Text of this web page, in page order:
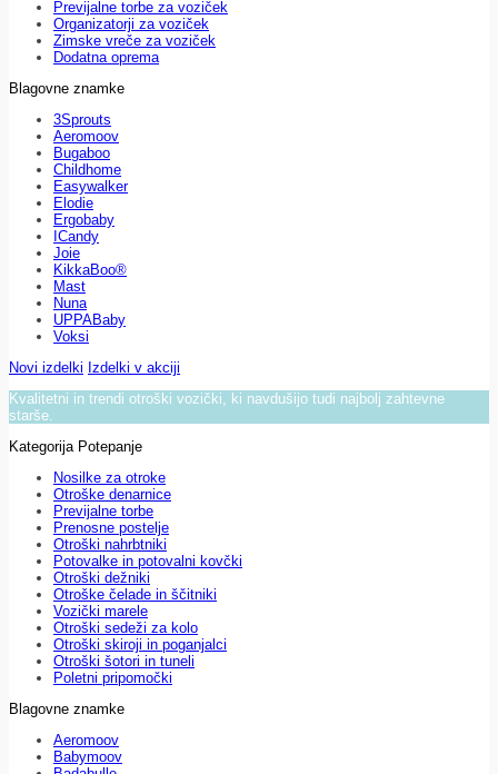
Previjalne torbe za voziček
Organizatorji za voziček
Zimske vreče za voziček
Dodatna oprema
Blagovne znamke
3Sprouts
Aeromoov
Bugaboo
Childhome
Easywalker
Elodie
Ergobaby
ICandy
Joie
KikkaBoo®
Mast
Nuna
UPPABaby
Voksi
Novi izdelki Izdelki v akciji
Kvalitetni in trendi otroški vozički, ki navdušijo tudi najbolj zahtevne
starše.
Kategorija Potepanje
Nosilke za otroke
Otroške denarnice
Previjalne torbe
Prenosne postelje
Otroški nahrbtniki
Potovalke in potovalni kovčki
Otroški dežniki
Otroške čelade in ščitniki
Vozički marele
Otroški sedeži za kolo
Otroški skiroji in poganjalci
Otroški šotori in tuneli
Poletni pripomočki
Blagovne znamke
Aeromoov
Babymoov